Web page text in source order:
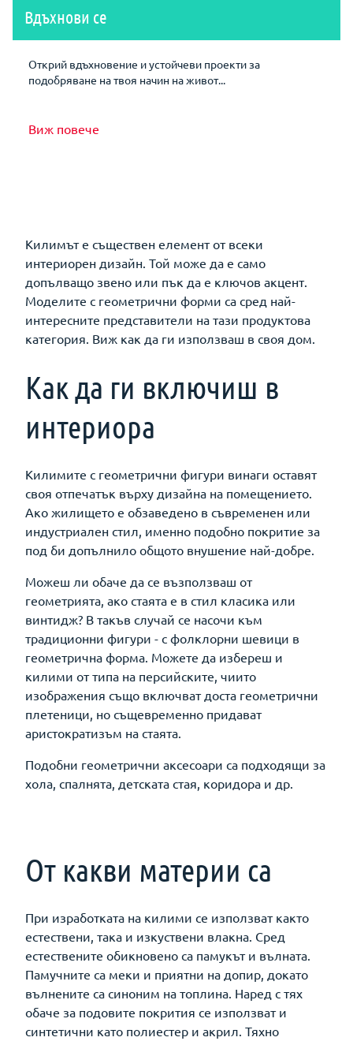
Вдъхнови се
Открий вдъхновение и устойчеви проекти за
подобряване на твоя начин на живот...
Виж повече
Килимът е съществен елемент от всеки
интериорен дизайн. Той може да е само
допълващо звено или пък да е ключов акцент.
Моделите с геометрични форми са сред най-
интересните представители на тази продуктова
категория. Виж как да ги използваш в своя дом.
Как да ги включиш в
интериора
Килимите с геометрични фигури винаги оставят
своя отпечатък върху дизайна на помещението.
Ако жилището е обзаведено в съвременен или
индустриален стил, именно подобно покритие за
под би допълнило общото внушение най-добре.
Можеш ли обаче да се възползваш от
геометрията, ако стаята е в стил класика или
винтидж? В такъв случай се насочи към
традиционни фигури - с фолклорни шевици в
геометрична форма. Можете да избереш и
килими от типа на персийските, чиито
изображения също включват доста геометрични
плетеници, но същевременно придават
аристократизъм на стаята.
Подобни геометрични аксесоари са подходящи за
хола, спалнята, детската стая, коридора и др.
От какви материи са
При изработката на килими се използват както
естествени, така и изкуствени влакна. Сред
естествените обикновено са памукът и вълната.
Памучните са меки и приятни на допир, докато
вълнените са синоним на топлина. Наред с тях
обаче за подовите покрития се използват и
синтетични като полиестер и акрил. Тяхно